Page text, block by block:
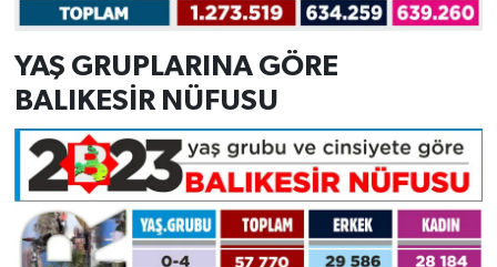
YAŞ GRUPLARINA GÖRE
BALIKESİR NÜFUSU